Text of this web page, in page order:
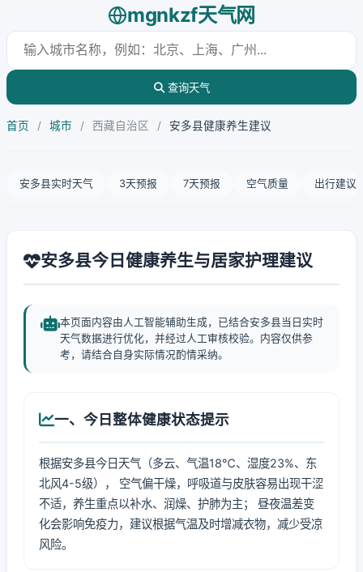
mgnkzf天气网
查询天气
首页 / 城市 / 西藏自治区 / 安多县健康养生建议
安多县实时天气 3天预报 7天预报 空气质量 出行建议
安多县今日健康养生与居家护理建议
本页面内容由人工智能辅助生成，已结合安多县当日实时
天气数据进行优化，并经过人工审核校验。内容仅供参
考，请结合自身实际情况酌情采纳。
一、今日整体健康状态提示
根据安多县今日天气（多云、气温18℃、湿度23%、东
北风4-5级）， 空气偏干燥，呼吸道与皮肤容易出现干涩
不适，养生重点以补水、润燥、护肺为主； 昼夜温差变
化会影响免疫力，建议根据气温及时增减衣物，减少受凉
风险。